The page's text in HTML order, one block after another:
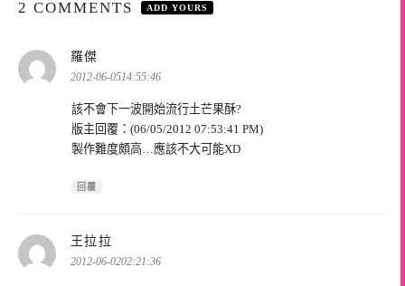
2 COMMENTS ADD YOURS
羅傑
示:
2012-06-0514:55:46
該不會下一波開始流行土芒果酥?
版主回覆：(06/05/2012 07:53:41 PM)
製作難度頗高…應該不大可能XD
回覆
王拉拉
示:
2012-06-0202:21:36